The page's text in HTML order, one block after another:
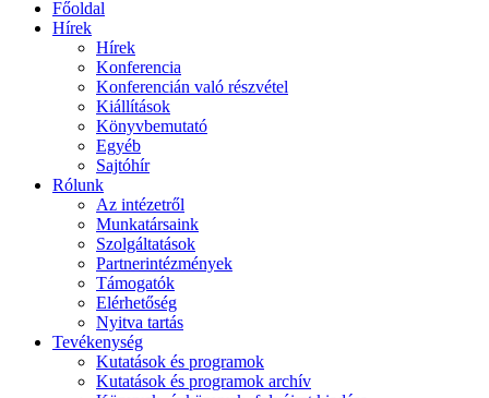
Főoldal
Hírek
Hírek
Konferencia
Konferencián való részvétel
Kiállítások
Könyvbemutató
Egyéb
Sajtóhír
Rólunk
Az intézetről
Munkatársaink
Szolgáltatások
Partnerintézmények
Támogatók
Elérhetőség
Nyitva tartás
Tevékenység
Kutatások és programok
Kutatások és programok archív